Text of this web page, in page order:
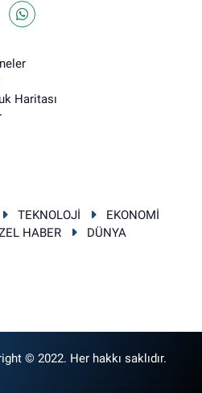
Haritası
TEKNOLOJİ
EKONOMİ
HABER
DÜNYA
© 2022. Her hakkı saklıdır.